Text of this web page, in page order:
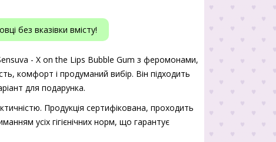
без вказівки вмісту!
- X on the Lips Bubble Gum з феромонами,
комфорт і продуманий вибір. Він підходить
для подарунка.
Продукція сертифікована, проходить
усіх гігієнічних норм, що гарантує